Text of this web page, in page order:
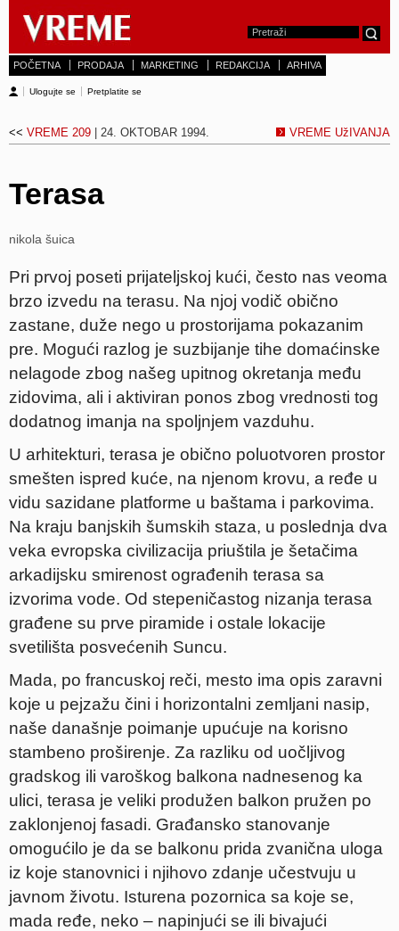
POČETNA PRODAJA MARKETING REDAKCIJA ARHIVA
Ulogujte se Pretplatite se
<< VREME 209 | 24. OKTOBAR 1994. VREME UžIVANJA
Terasa
nikola šuica
Pri prvoj poseti prijateljskoj kući, često nas veoma
brzo izvedu na terasu. Na njoj vodič obično
zastane, duže nego u prostorijama pokazanim
pre. Mogući razlog je suzbijanje tihe domaćinske
nelagode zbog našeg upitnog okretanja među
zidovima, ali i aktiviran ponos zbog vrednosti tog
dodatnog imanja na spoljnjem vazduhu.
U arhitekturi, terasa je obično poluotvoren prostor
smešten ispred kuće, na njenom krovu, a ređe u
vidu sazidane platforme u baštama i parkovima.
Na kraju banjskih šumskih staza, u poslednja dva
veka evropska civilizacija priuštila je šetačima
arkadijsku smirenost ograđenih terasa sa
izvorima vode. Od stepeničastog nizanja terasa
građene su prve piramide i ostale lokacije
svetilišta posvećenih Suncu.
Mada, po francuskoj reči, mesto ima opis zaravni
koje u pejzažu čini i horizontalni zemljani nasip,
naše današnje poimanje upućuje na korisno
stambeno proširenje. Za razliku od uočljivog
gradskog ili varoškog balkona nadnesenog ka
ulici, terasa je veliki produžen balkon pružen po
zaklonjenoj fasadi. Građansko stanovanje
omogućilo je da se balkonu prida zvanična uloga
iz koje stanovnici i njihovo zdanje učestvuju u
javnom životu. Isturena pozornica sa koje se,
mada ređe, neko – napinjući se ili bivajući